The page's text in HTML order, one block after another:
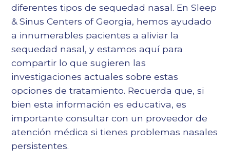
diferentes tipos de sequedad nasal. En Sleep
& Sinus Centers of Georgia, hemos ayudado
a innumerables pacientes a aliviar la
sequedad nasal, y estamos aquí para
compartir lo que sugieren las
investigaciones actuales sobre estas
opciones de tratamiento. Recuerda que, si
bien esta información es educativa, es
importante consultar con un proveedor de
atención médica si tienes problemas nasales
persistentes.